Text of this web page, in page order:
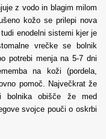
z vodo in blagim milom
kožo se prilepi nova
enodelni sistemi kjer je
vrečke se bolnik
potrebi menja na 5-7 dni
na koži (pordela,
pomoč. Največkrat že
bolnika obišče že med
svojce pouči o oskrbi